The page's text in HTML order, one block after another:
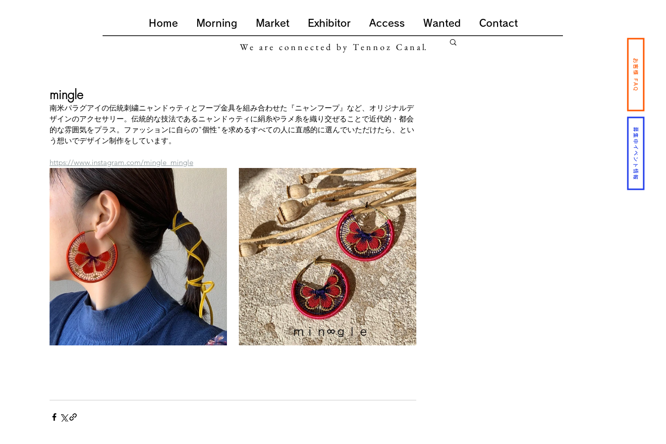
募集中イベント情報
お客様 FAQ
Home Morning Market Exhibitor Access Wanted Contact
mingle
南米パラグアイの伝統刺繍ニャンドゥティとフープ金具を組み合わせた『ニャンフープ』など、オリジナルデ
ザインのアクセサリー。伝統的な技法であるニャンドゥティに絹糸やラメ糸を織り交ぜることで近代的・都会
的な雰囲気をプラス。ファッションに自らの"個性"を求めるすべての人に直感的に選んでいただけたら、とい
う想いでデザイン制作をしています。
https://www.instagram.com/mingle_mingle
W e a r e c o n n e c t e d b y T e n n o z C a n a l.